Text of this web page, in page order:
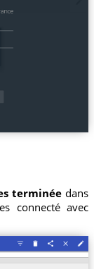
terminée dans
connecté avec